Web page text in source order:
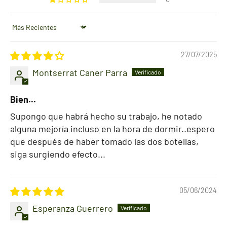
Sort by
27/07/2025
Montserrat Caner Parra
Bien...
Supongo que habrá hecho su trabajo, he notado
alguna mejoría incluso en la hora de dormir..espero
que después de haber tomado las dos botellas,
siga surgiendo efecto...
05/06/2024
Esperanza Guerrero